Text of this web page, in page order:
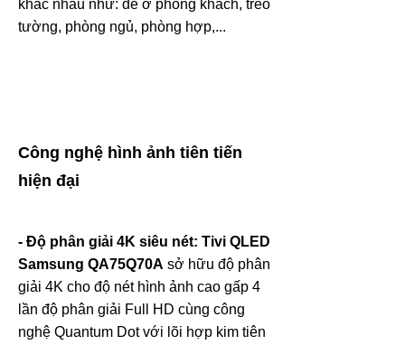
khác nhau như: để ở phòng khách, treo
tường, phòng ngủ, phòng hợp,...
Công nghệ hình ảnh tiên tiến
hiện đại
- Độ phân giải 4K siêu nét: Tivi QLED
Samsung QA75Q70A sở hữu độ phân
giải 4K cho độ nét hình ảnh cao gấp 4
lần độ phân giải Full HD cùng công
nghệ Quantum Dot với lõi hợp kim tiên